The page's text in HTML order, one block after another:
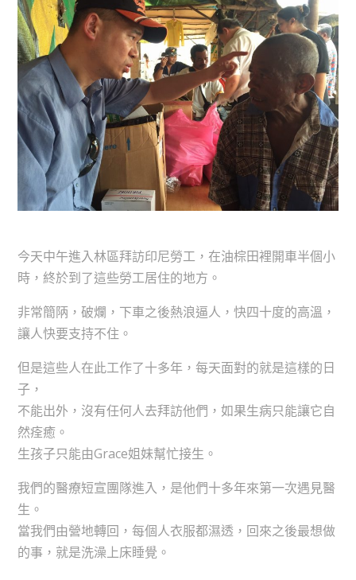
今天中午進入林區拜訪印尼勞工，在油棕田裡開車半個小
時，終於到了這些勞工居住的地方。
非常簡陃，破爛，下車之後熱浪逼人，快四十度的高溫，
讓人快要支持不住。
但是這些人在此工作了十多年，每天面對的就是這樣的日
子，
不能出外，沒有任何人去拜訪他們，如果生病只能讓它自
然痊癒。
生孩子只能由Grace姐妹幫忙接生。
我們的醫療短宣團隊進入，是他們十多年來第一次遇見醫
生。
當我們由營地轉回，每個人衣服都濕透，回來之後最想做
的事，就是洗澡上床睡覺。